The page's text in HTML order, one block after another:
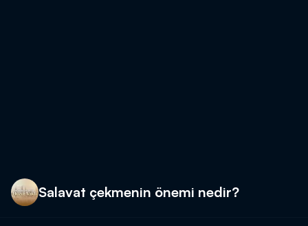
Salavat çekmenin önemi nedir?